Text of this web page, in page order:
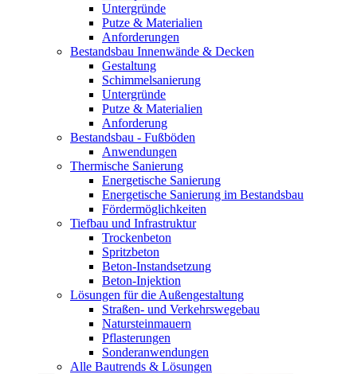
Untergründe
Putze & Materialien
Anforderungen
Bestandsbau Innenwände & Decken
Gestaltung
Schimmelsanierung
Untergründe
Putze & Materialien
Anforderung
Bestandsbau - Fußböden
Anwendungen
Thermische Sanierung
Energetische Sanierung
Energetische Sanierung im Bestandsbau
Fördermöglichkeiten
Tiefbau und Infrastruktur
Trockenbeton
Spritzbeton
Beton-Instandsetzung
Beton-Injektion
Lösungen für die Außengestaltung
Straßen- und Verkehrswegebau
Natursteinmauern
Pflasterungen
Sonderanwendungen
Alle Bautrends & Lösungen